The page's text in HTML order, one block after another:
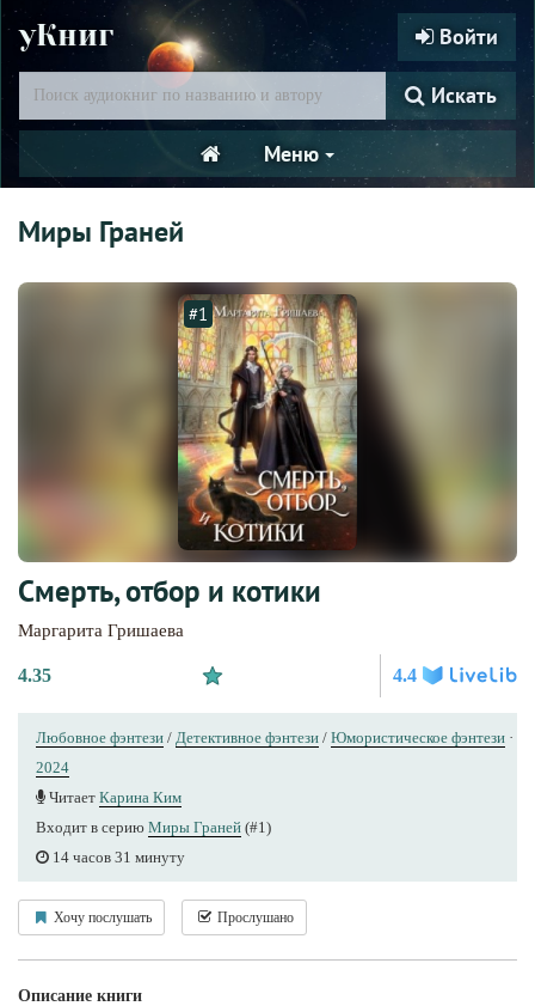
уКниг Войти
Искать
Меню
Миры Граней
#1
Смерть, отбор и котики
Маргарита Гришаева
4.35 4.4
Любовное фэнтези / Детективное фэнтези / Юмористическое фэнтези ·
2024
Читает Карина Ким
Входит в серию Миры Граней (#1)
14 часов 31 минуту
Хочу послушать Прослушано
Описание книги